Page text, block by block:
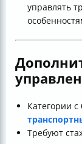
управлять
Категории с
Требуют